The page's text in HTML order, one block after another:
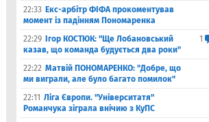
22:33 Екс-арбітр ФІФА прокоментував
момент із падінням Пономаренка
22:29
Ігор КОСТЮК: "Ще Лобановський
казав, що команда будується два роки"
1
22:22 Матвій ПОНОМАРЕНКО: "Добре, що
ми виграли, але було багато помилок"
22:11 Ліга Європи. "Університатя"
Романчука зіграла внічию з КуПС